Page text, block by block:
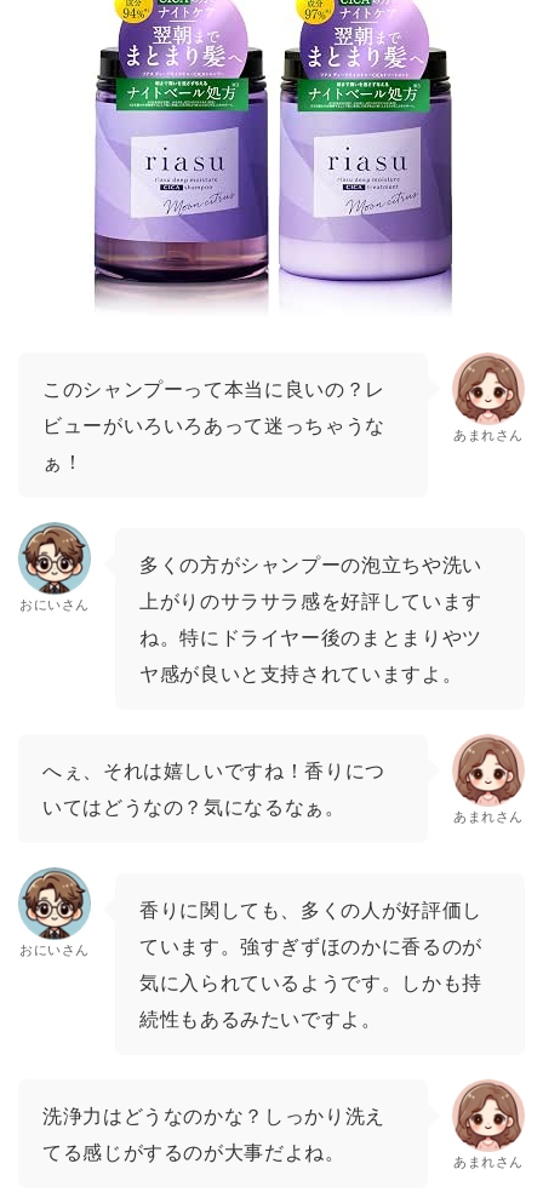
このシャンプーって本当に良いの？レ
ビューがいろいろあって迷っちゃうな
ぁ！
あまれさん
おにいさん
多くの方がシャンプーの泡立ちや洗い
上がりのサラサラ感を好評しています
ね。特にドライヤー後のまとまりやツ
ヤ感が良いと支持されていますよ。
へぇ、それは嬉しいですね！香りにつ
いてはどうなの？気になるなぁ。
あまれさん
おにいさん
香りに関しても、多くの人が好評価し
ています。強すぎずほのかに香るのが
気に入られているようです。しかも持
続性もあるみたいですよ。
洗浄力はどうなのかな？しっかり洗え
てる感じがするのが大事だよね。
あまれさん